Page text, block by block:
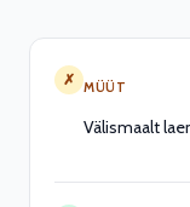
✗ MÜÜT
Välismaalt